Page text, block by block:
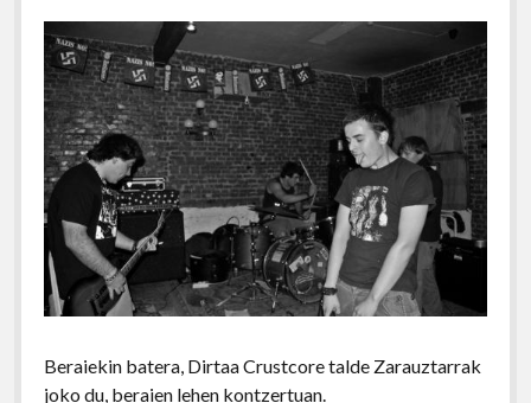
Beraiekin batera, Dirtaa Crustcore talde Zarauztarrak
joko du, beraien lehen kontzertuan.